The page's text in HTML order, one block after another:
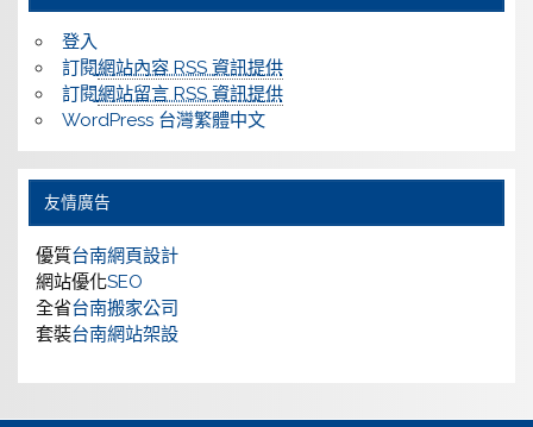
登入
訂閱網站內容 RSS 資訊提供
訂閱網站留言 RSS 資訊提供
WordPress 台灣繁體中文
友情廣告
優質台南網頁設計
網站優化SEO
全省台南搬家公司
套裝台南網站架設